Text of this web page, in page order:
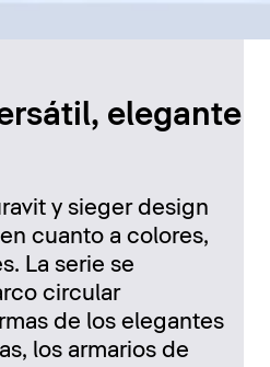
elegante
y sieger design
cuanto a colores,
La serie se
circular
de los elegantes
los armarios de